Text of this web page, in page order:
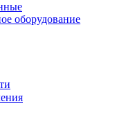
оборудование